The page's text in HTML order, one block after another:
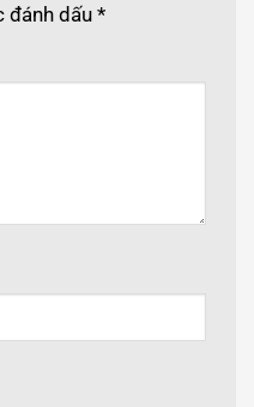
đánh dấu *